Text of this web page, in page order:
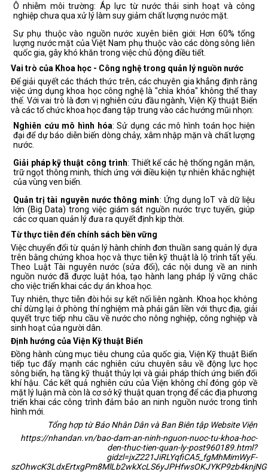
Ô nhiễm môi trường: Áp lực từ nước thải sinh hoạt và công
nghiệp chưa qua xử lý làm suy giảm chất lượng nước mặt.
Sự phụ thuộc vào nguồn nước xuyên biên giới: Hơn 60% tổng
lượng nước mặt của Việt Nam phụ thuộc vào các dòng sông liên
quốc gia, gây khó khăn trong việc chủ động điều tiết.
Vai trò của Khoa học - Công nghệ trong quản lý nguồn nước
Để giải quyết các thách thức trên, các chuyên gia khẳng định rằng
việc ứng dụng khoa học công nghệ là "chìa khóa" không thể thay
thế. Với vai trò là đơn vị nghiên cứu đầu ngành, Viện Kỹ thuật Biển
và các tổ chức khoa học đang tập trung vào các hướng mũi nhọn:
Nghiên cứu mô hình hóa: Sử dụng các mô hình toán học hiện
đại để dự báo diễn biến dòng chảy, xâm nhập mặn và chất lượng
nước.
Giải pháp kỹ thuật công trình: Thiết kế các hệ thống ngăn mặn,
trữ ngọt thông minh, thích ứng với điều kiện tự nhiên khắc nghiệt
của vùng ven biển.
Quản trị tài nguyên nước thông minh: Ứng dụng IoT và dữ liệu
lớn (Big Data) trong việc giám sát nguồn nước trực tuyến, giúp
các cơ quan quản lý đưa ra quyết định kịp thời.
Từ thực tiễn đến chính sách bền vững
Việc chuyển đổi từ quản lý hành chính đơn thuần sang quản lý dựa
trên bằng chứng khoa học và thực tiễn kỹ thuật là lộ trình tất yếu.
Theo Luật Tài nguyên nước (sửa đổi), các nội dung về an ninh
nguồn nước đã được luật hóa, tạo hành lang pháp lý vững chắc
cho việc triển khai các dự án khoa học.
Tuy nhiên, thực tiễn đòi hỏi sự kết nối liên ngành. Khoa học không
chỉ dừng lại ở phòng thí nghiệm mà phải gắn liền với thực địa, giải
quyết trực tiếp nhu cầu về nước cho nông nghiệp, công nghiệp và
sinh hoạt của người dân.
Định hướng của Viện Kỹ thuật Biển
Đồng hành cùng mục tiêu chung của quốc gia, Viện Kỹ thuật Biển
tiếp tục đẩy mạnh các nghiên cứu chuyên sâu về động lực học
sông biển, hạ tầng kỹ thuật thủy lợi và giải pháp thích ứng biến đổi
khí hậu. Các kết quả nghiên cứu của Viện không chỉ đóng góp về
mặt lý luận mà còn là cơ sở kỹ thuật quan trọng để các địa phương
triển khai các công trình đảm bảo an ninh nguồn nước trong tình
hình mới.
Tổng hợp từ Báo Nhân Dân và Ban Biên tập Website Viện
https://nhandan.vn/bao-dam-an-ninh-nguon-nuoc-tu-khoa-hoc-
den-thuc-tien-quan-ly-post960189.html?
gidzl=jxZ221JiRLYqfiCA5_fgMhMimWyF-
szOhwcK3LdxErtxgPm8MlLb2wkXcLS6yJPHfwsOKJYKP9zb4knjNG